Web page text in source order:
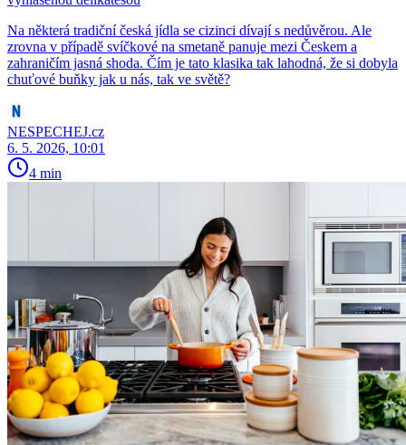
Na některá tradiční česká jídla se cizinci dívají s nedůvěrou. Ale
zrovna v případě svíčkové na smetaně panuje mezi Českem a
zahraničím jasná shoda. Čím je tato klasika tak lahodná, že si dobyla
chuťové buňky jak u nás, tak ve světě?
NESPECHEJ.cz
6. 5. 2026, 10:01
4 min